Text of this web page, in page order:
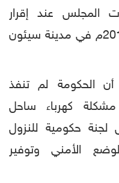
المجلس عند إقرار
الميزانية العامة للدولة لعام 2019م في مدينة سيئون
الحكومة لم تنفذ
كهرباء ساحل
حكومية للنزول
الأمني وتوفير